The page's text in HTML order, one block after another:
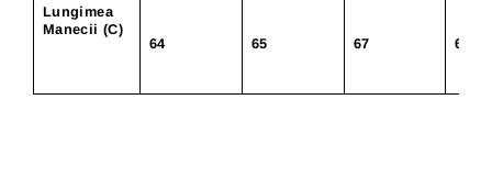
Lungimea
Manecii (C)
64
65 67 68